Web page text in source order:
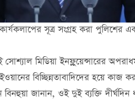
কার্যকলাপের সূত্র সংগ্রহ করা
মিডিয়া ইনফ্লুয়েন্সারের
বিচ্ছিন্নতাবাদিদের হয়ে কাজ
জানান, ওই দুই ব্যক্তি দীর্ঘদিন